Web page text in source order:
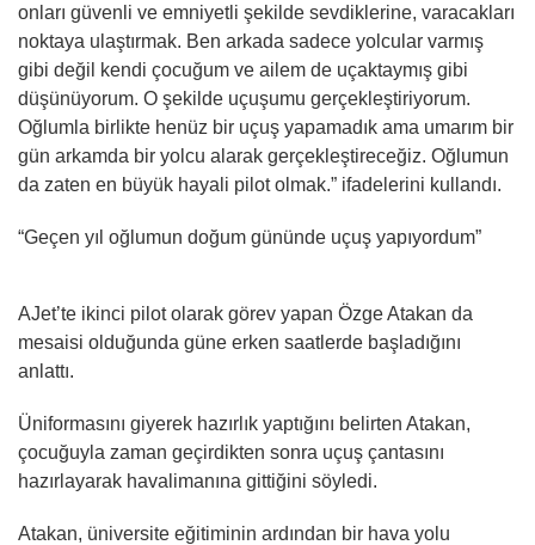
onları güvenli ve emniyetli şekilde sevdiklerine, varacakları
noktaya ulaştırmak. Ben arkada sadece yolcular varmış
gibi değil kendi çocuğum ve ailem de uçaktaymış gibi
düşünüyorum. O şekilde uçuşumu gerçekleştiriyorum.
Oğlumla birlikte henüz bir uçuş yapamadık ama umarım bir
gün arkamda bir yolcu alarak gerçekleştireceğiz. Oğlumun
da zaten en büyük hayali pilot olmak.” ifadelerini kullandı.
“Geçen yıl oğlumun doğum gününde uçuş yapıyordum”
AJet’te ikinci pilot olarak görev yapan Özge Atakan da
mesaisi olduğunda güne erken saatlerde başladığını
anlattı.
Üniformasını giyerek hazırlık yaptığını belirten Atakan,
çocuğuyla zaman geçirdikten sonra uçuş çantasını
hazırlayarak havalimanına gittiğini söyledi.
Atakan, üniversite eğitiminin ardından bir hava yolu